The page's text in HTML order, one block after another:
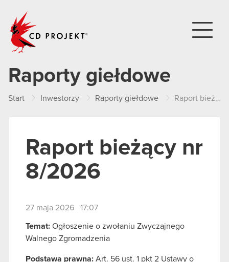
Raporty giełdowe
Start Inwestorzy Raporty giełdowe Raport bieżący nr 8/2026
Raport bieżący nr
8/2026
27 maja 2026 17:07
Temat: Ogłoszenie o zwołaniu Zwyczajnego
Walnego Zgromadzenia
Podstawa prawna: Art. 56 ust. 1 pkt 2 Ustawy o